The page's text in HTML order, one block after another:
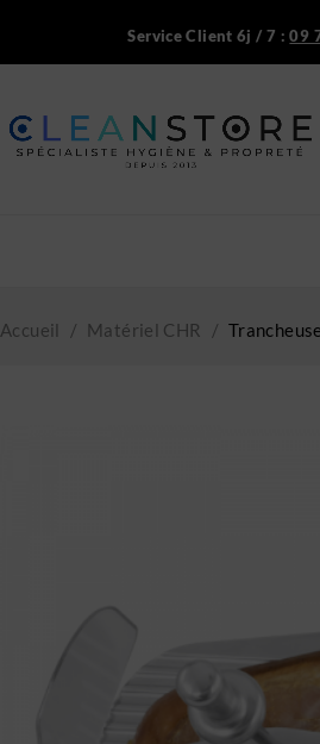
Service Client 6j / 7 :09
Accueil / Matériel CHR /